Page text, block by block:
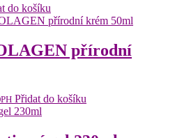
do košíku
přírodní
Přidat do košíku